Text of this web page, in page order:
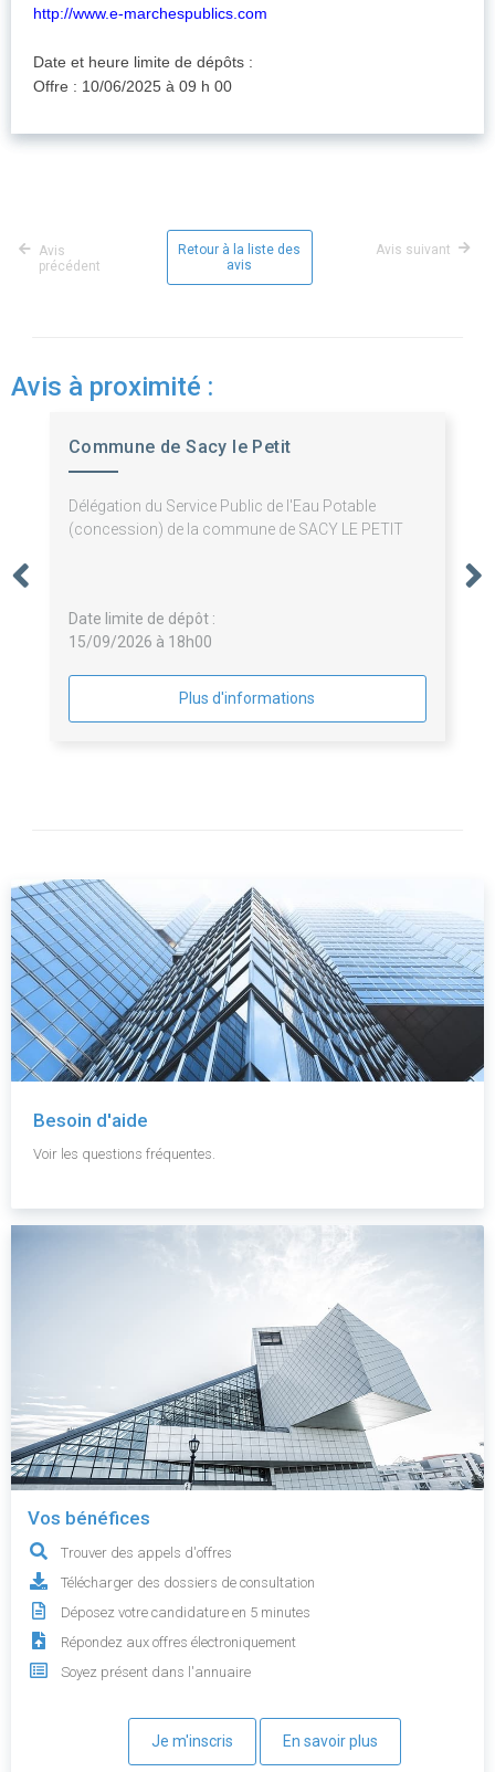
http://www.e-marchespublics.com
Date et heure limite de dépôts :
Offre : 10/06/2025 à 09 h 00
Avis
précédent
Retour à la liste des
avis
Avis suivant
Avis à proximité :
Commune de Sacy le Petit
Délégation du Service Public de l'Eau Potable
(concession) de la commune de SACY LE PETIT
Date limite de dépôt :
15/09/2026 à 18h00
Plus d'informations
Besoin d'aide
Voir les questions fréquentes.
Vos bénéfices
Trouver des appels d'offres
Télécharger des dossiers de consultation
Déposez votre candidature en 5 minutes
Répondez aux offres électroniquement
Soyez présent dans l'annuaire
Je m'inscris En savoir plus